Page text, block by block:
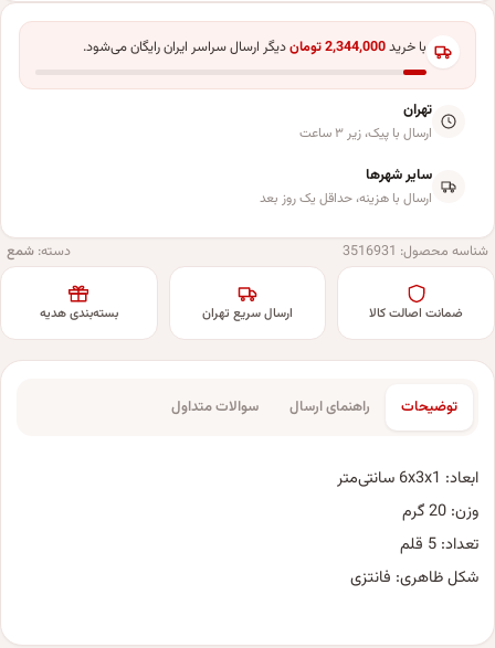
با خرید2,344,000توماندیگر ارسال سراسر ایران رایگان می‌شود.
تهران
ارسال با پیک، زیر ۳ ساعت
سایر شهرها
ارسال با هزینه، حداقل یک روز بعد
شناسه محصول: 3516931 دسته: شمع
ضمانت اصالت کالا ارسال سریع تهران بسته‌بندی هدیه
توضیحات راهنمای ارسال سوالات متداول
ابعاد: 6x3x1 سانتی‌متر
وزن: 20 گرم
تعداد: 5 قلم
شکل ظاهری: فانتزی